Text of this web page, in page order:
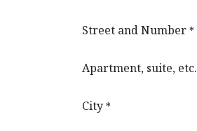
Street and Number *
Apartment, suite, etc.
City *